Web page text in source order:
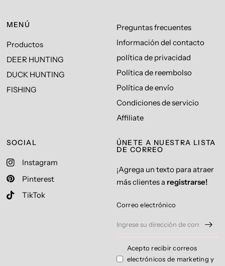
MENÚ
Productos
DEER HUNTING
DUCK HUNTING
FISHING
Preguntas frecuentes
Información del contacto
política de privacidad
Política de reembolso
Política de envío
Condiciones de servicio
Affiliate
SOCIAL
Instagram
Pinterest
TikTok
ÚNETE A NUESTRA LISTA
DE CORREO
¡Agrega un texto para atraer
más clientes a registrarse!
Correo electrónico
Acepto recibir correos
electrónicos de marketing y